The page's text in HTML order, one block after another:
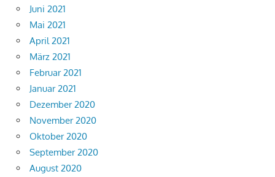
Juni 2021
Mai 2021
April 2021
März 2021
Februar 2021
Januar 2021
Dezember 2020
November 2020
Oktober 2020
September 2020
August 2020